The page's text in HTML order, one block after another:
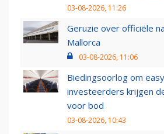
03-08-2026, 11:26
Geruzie over officiële
Mallorca
03-08-2026, 11:06
Biedingsoorlog om
investeerders krijgen
voor bod
03-08-2026, 10:43